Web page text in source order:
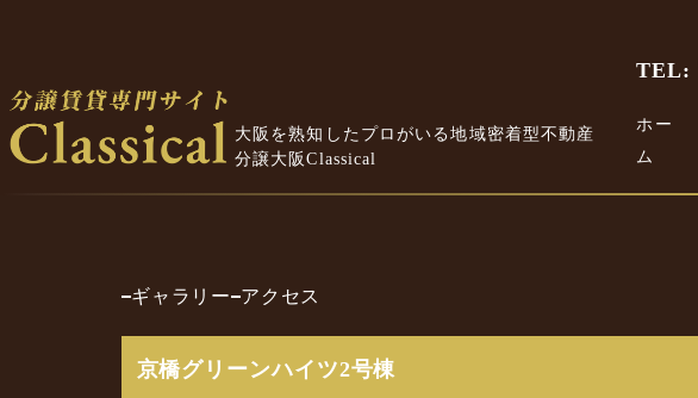
大阪を熟知したプロがいる地域密着型不動産
分譲大阪Classical
TEL:
ホー
ム
ギャラリー アクセス
京橋グリーンハイツ2号棟